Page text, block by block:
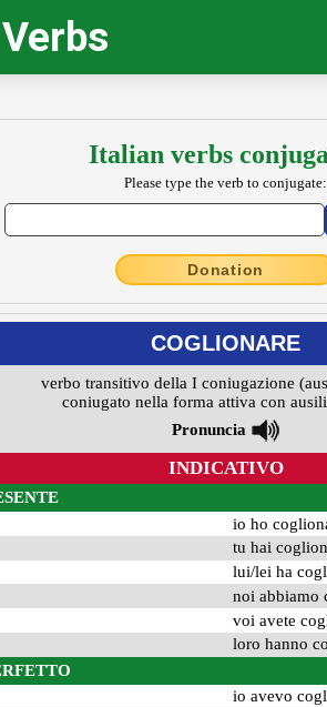
Italian verbs
Please type the verb to conjugate:
Donation
COGLIONARE
verbo transitivo della I coniugazione
coniugato nella forma attiva con
Pronuncia
INDICATIVO
io ho
tu hai
lui/lei ha
noi abbiamo
voi avete
loro hanno
io avevo